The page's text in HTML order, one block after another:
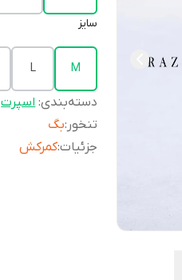
سایز
M
L
دسته‌بندی:اسپرت
تنخور :بگ
جزئیات:کمرکش